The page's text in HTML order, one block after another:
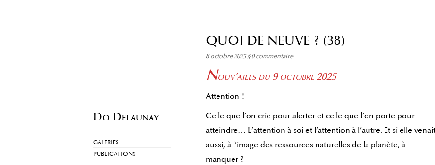
Do Delaunay
GALERIES
PUBLICATIONS
QUOI DE NEUVE ? (38)
8 octobre 2025§0 commentaire
Nouv’ailes du 9 octobre 2025
Attention !
Celle que l’on crie pour alerter et celle que l’on porte pour
atteindre… L’attention à soi et l’attention à l’autre. Et si elle venait
aussi, à l’image des ressources naturelles de la planète, à
manquer ?